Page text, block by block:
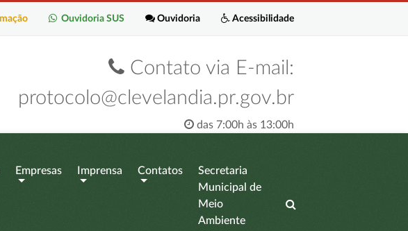
Acessibilidade
Ouvidoria
Ouvidoria SUS
Contato via E-mail:
protocolo@clevelandia.pr.gov.br
das 7:00h às 13:00h
Empresas Imprensa Contatos
Secretaria
Municipal de
Meio
Ambiente